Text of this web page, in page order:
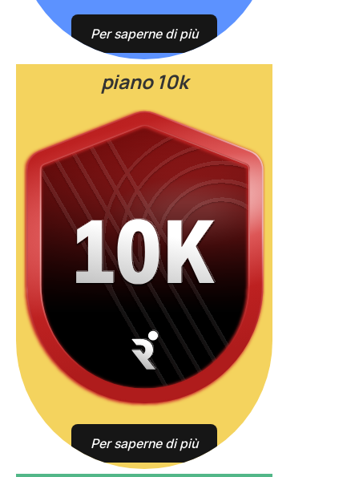
Per saperne di più
piano 10k
Per saperne di più